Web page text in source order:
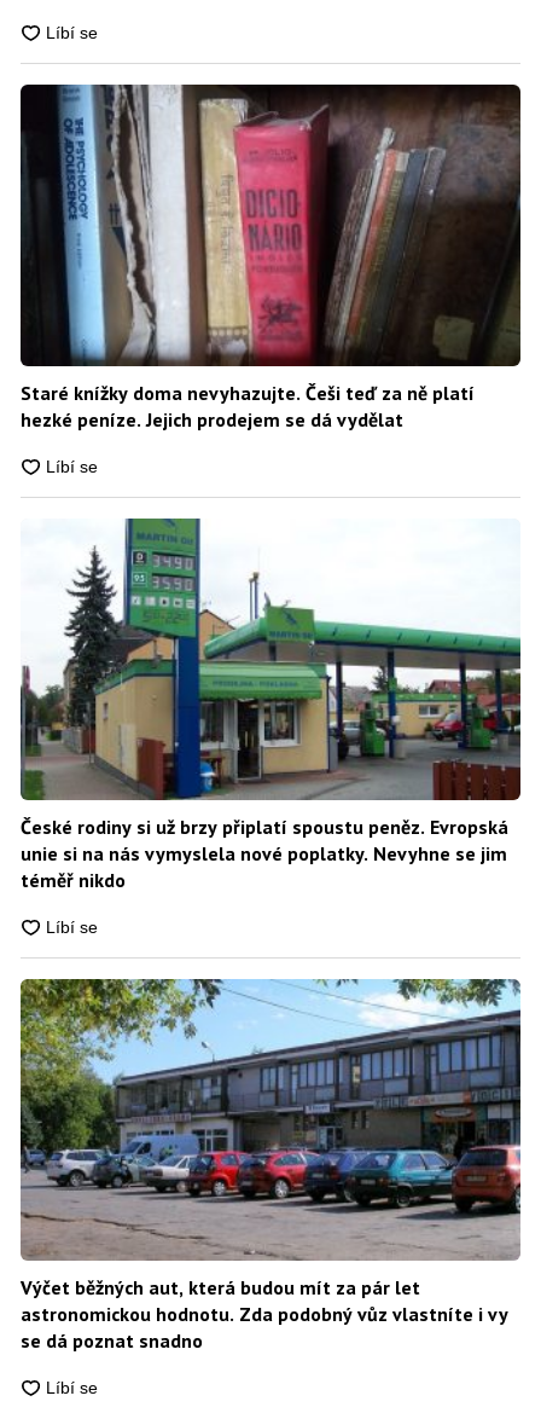
Staré knížky doma nevyhazujte. Češi teď za ně platí
hezké peníze. Jejich prodejem se dá vydělat
České rodiny si už brzy připlatí spoustu peněz. Evropská
unie si na nás vymyslela nové poplatky. Nevyhne se jim
téměř nikdo
Výčet běžných aut, která budou mít za pár let
astronomickou hodnotu. Zda podobný vůz vlastníte i vy
se dá poznat snadno